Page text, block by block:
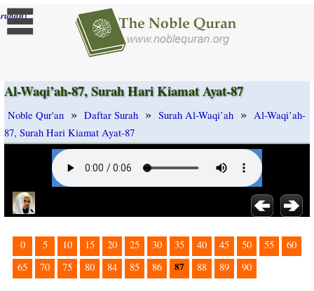
]
Al-Waqi’ah-87, Surah Hari Kiamat Ayat-87
Noble Qur'an » Daftar Surah » Surah Al-Waqi’ah » Al-Waqi’ah-
87, Surah Hari Kiamat Ayat-87
0 5 10 15 20 25 30 35 40 45 50 55
60
65
70 75 80 84 85 86 87 88 89 90